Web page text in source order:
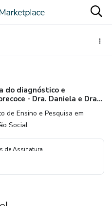
do diagnóstico e
- Dra. Daniela e Dra.
de Ensino e Pesquisa em
Social
de Assinatura